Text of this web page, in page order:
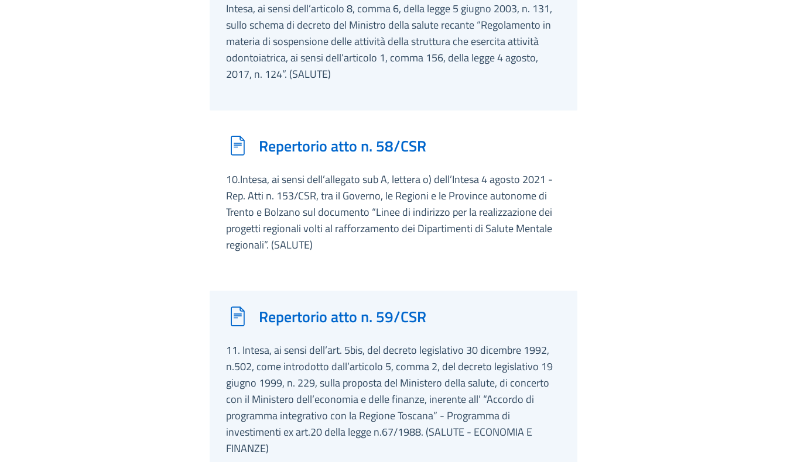
Intesa, ai sensi dell’articolo 8, comma 6, della legge 5 giugno 2003, n. 131,
sullo schema di decreto del Ministro della salute recante “Regolamento in
materia di sospensione delle attività della struttura che esercita attività
odontoiatrica, ai sensi dell’articolo 1, comma 156, della legge 4 agosto,
2017, n. 124”. (SALUTE)
Repertorio atto n. 58/CSR
10.Intesa, ai sensi dell’allegato sub A, lettera o) dell’Intesa 4 agosto 2021 -
Rep. Atti n. 153/CSR, tra il Governo, le Regioni e le Province autonome di
Trento e Bolzano sul documento “Linee di indirizzo per la realizzazione dei
progetti regionali volti al rafforzamento dei Dipartimenti di Salute Mentale
regionali”. (SALUTE)
Repertorio atto n. 59/CSR
11. Intesa, ai sensi dell’art. 5bis, del decreto legislativo 30 dicembre 1992,
n.502, come introdotto dall’articolo 5, comma 2, del decreto legislativo 19
giugno 1999, n. 229, sulla proposta del Ministero della salute, di concerto
con il Ministero dell’economia e delle finanze, inerente all’ “Accordo di
programma integrativo con la Regione Toscana” - Programma di
investimenti ex art.20 della legge n.67/1988. (SALUTE - ECONOMIA E
FINANZE)